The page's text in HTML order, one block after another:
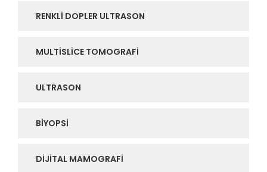
RENKLI DOPLER ULTRASON
MULTISLICE TOMOGRAFI
ULTRASON
BIYOPSI
DIJITAL MAMOGRAFI